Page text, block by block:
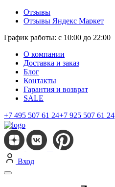
Отзывы
Отзывы Яндекс Маркет
График работы: с 10:00 до 22:00
О компании
Доставка и заказ
Блог
Контакты
Гарантия и возврат
SALE
+7 495 507 61 24+7 925 507 61 24
Вход